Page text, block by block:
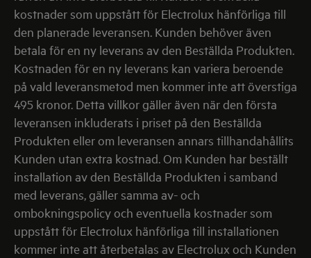
kostnader som uppstått för Electrolux hänförliga till
den planerade leveransen. Kunden behöver även
betala för en ny leverans av den Beställda Produkten.
Kostnaden för en ny leverans kan variera beroende
på vald leveransmetod men kommer inte att överstiga
495 kronor. Detta villkor gäller även när den första
leveransen inkluderats i priset på den Beställda
Produkten eller om leveransen annars tillhandahållits
Kunden utan extra kostnad. Om Kunden har beställt
installation av den Beställda Produkten i samband
med leverans, gäller samma av- och
ombokningspolicy och eventuella kostnader som
uppstått för Electrolux hänförliga till installationen
kommer inte att återbetalas av Electrolux och Kunden